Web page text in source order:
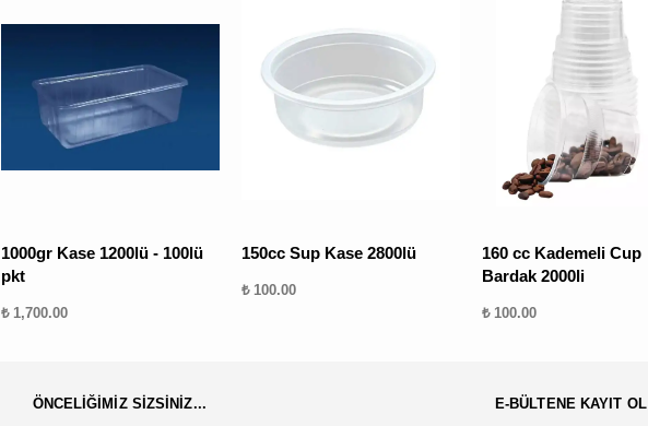
1000gr Kase 1200lü - 100lü
pkt
₺ 1,700.00
150cc Sup Kase 2800lü
₺ 100.00
160 cc Kademeli Cup
Bardak 2000li
₺ 100.00
ÖNCELİĞİMİZ SİZSİNİZ... E-BÜLTENE KAYIT OL